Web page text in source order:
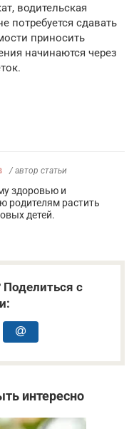
водительская
потребуется сдавать
приносить
начинаются через
/ автор статьи
здоровью и
родителям растить
детей.
Поделиться с
интересно